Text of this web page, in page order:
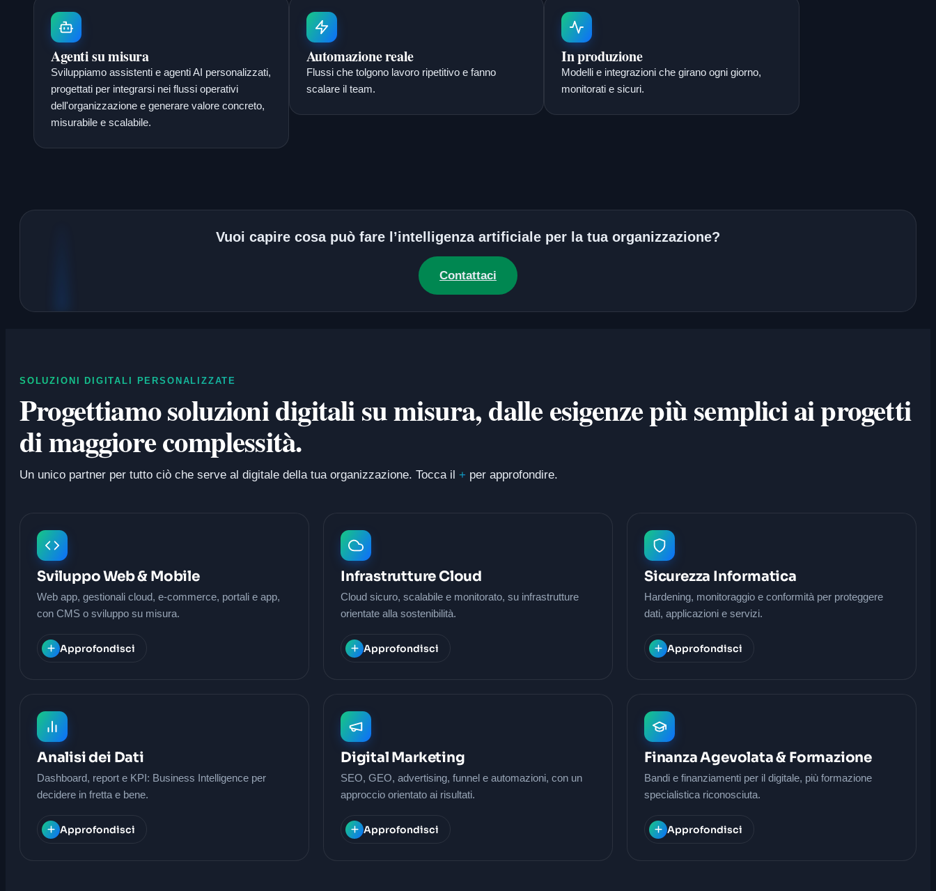
Agenti su misura
Sviluppiamo assistenti e agenti AI personalizzati,
progettati per integrarsi nei flussi operativi
dell'organizzazione e generare valore concreto,
misurabile e scalabile.
Automazione reale
Flussi che tolgono lavoro ripetitivo e fanno
scalare il team.
In produzione
Modelli e integrazioni che girano ogni giorno,
monitorati e sicuri.
Vuoi capire cosa può fare l’intelligenza artificiale per la tua organizzazione?
Contattaci
SOLUZIONI DIGITALI PERSONALIZZATE
Progettiamo soluzioni digitali su misura, dalle esigenze più semplici ai progetti
di maggiore complessità.
Un unico partner per tutto ciò che serve al digitale della tua organizzazione. Tocca il + per approfondire.
Sviluppo Web & Mobile
Web app, gestionali cloud, e-commerce, portali e app,
con CMS o sviluppo su misura.
Approfondisci
Infrastrutture Cloud
Cloud sicuro, scalabile e monitorato, su infrastrutture
orientate alla sostenibilità.
Approfondisci
Sicurezza Informatica
Hardening, monitoraggio e conformità per proteggere
dati, applicazioni e servizi.
Approfondisci
Analisi dei Dati
Dashboard, report e KPI: Business Intelligence per
decidere in fretta e bene.
Approfondisci
Digital Marketing
SEO, GEO, advertising, funnel e automazioni, con un
approccio orientato ai risultati.
Approfondisci
Finanza Agevolata & Formazione
Bandi e finanziamenti per il digitale, più formazione
specialistica riconosciuta.
Approfondisci